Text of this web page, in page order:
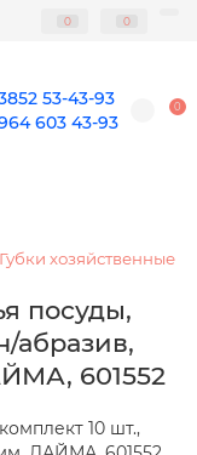
0 0
53-43-93
603 43-93
0
Губки хозяйственные
посуды,
абразив,
601552